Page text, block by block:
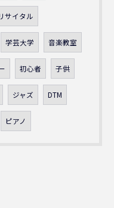
サイタル
学芸大学 音楽教室
初心者 子供
ジャズ DTM
ピアノ